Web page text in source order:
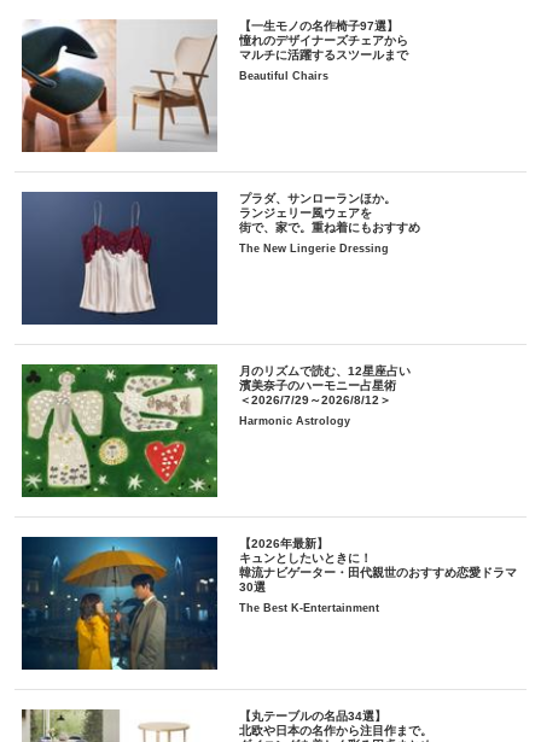
【一生モノの名作椅子97選】
憧れのデザイナーズチェアから
マルチに活躍するスツールまで
Beautiful Chairs
プラダ、サンローランほか。
ランジェリー風ウェアを
街で、家で。重ね着にもおすすめ
The New Lingerie Dressing
月のリズムで読む、12星座占い
濱美奈子のハーモニー占星術
＜2026/7/29～2026/8/12＞
Harmonic Astrology
【2026年最新】
キュンとしたいときに！
韓流ナビゲーター・田代親世のおすすめ恋愛ドラマ
30選
The Best K-Entertainment
【丸テーブルの名品34選】
北欧や日本の名作から注目作まで。